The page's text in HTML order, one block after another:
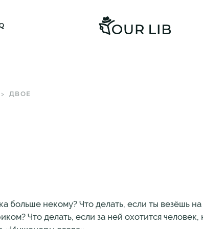
ДВОЕ
больше некому? Что делать, если ты везёшь
Что делать, если за ней охотится